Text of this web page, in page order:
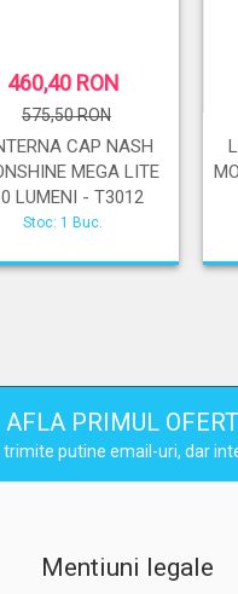
460,40 RON
575,50 RON
CAP NASH
MEGA LITE
LUMENI - T3012
Stoc: 1 Buc.
AFLA PRIMUL
trimite putine email-uri, dar
Mentiuni legale